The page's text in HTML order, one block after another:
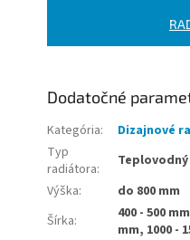
Dodatočné
Kategória:
Dizajnové
Typ
radiátora:
Teplovodný
Výška:
do 800 mm
Šírka:
400 - 500
mm, 1000 -